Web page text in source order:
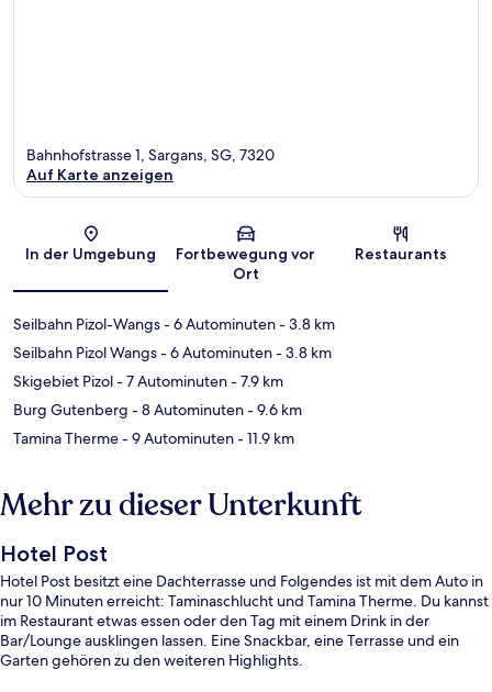
Karte
Bahnhofstrasse 1, Sargans, SG, 7320
Auf Karte anzeigen
In der Umgebung
Fortbewegung vor
Ort
Restaurants
Seilbahn Pizol-Wangs- 6 Autominuten- 3.8 km
Seilbahn Pizol Wangs- 6 Autominuten- 3.8 km
Skigebiet Pizol- 7 Autominuten- 7.9 km
Burg Gutenberg - 8 Autominuten- 9.6 km
Tamina Therme- 9 Autominuten- 11.9 km
Mehr zu dieser Unterkunft
Hotel Post
Hotel Post besitzt eine Dachterrasse und Folgendes ist mit dem Auto in
nur 10 Minuten erreicht: Taminaschlucht und Tamina Therme. Du kannst
im Restaurant etwas essen oder den Tag mit einem Drink in der
Bar/Lounge ausklingen lassen. Eine Snackbar, eine Terrasse und ein
Garten gehören zu den weiteren Highlights.